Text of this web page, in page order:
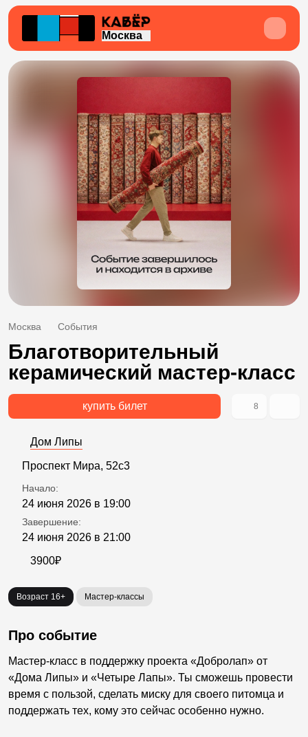
Москва
Москва События
Благотворительный
керамический мастер-класс
купить билет 8
Дом Липы
Проспект Мира, 52с3
Начало:
24 июня 2026 в 19:00
Завершение:
24 июня 2026 в 21:00
3900₽
Возраст 16+ Мастер-классы
Про событие
Мастер-класс в поддержку проекта «Добролап» от
«Дома Липы» и «Четыре Лапы». Ты сможешь провести
время с пользой, сделать миску для своего питомца и
поддержать тех, кому это сейчас особенно нужно.